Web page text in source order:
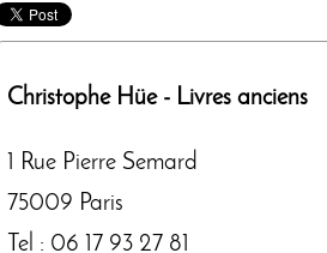
Christophe Hüe- Livres anciens
1 Rue Pierre Semard
75009 Paris
Tel : 06 17 93 27 81